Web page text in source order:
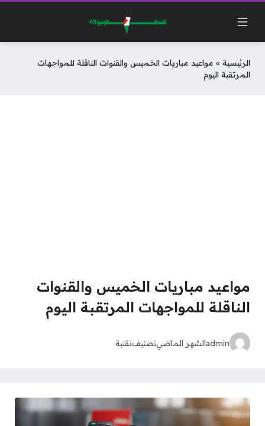
الرئيسية » مواعيد مباريات الخميس والقنوات الناقلة للمواجهات
المرتقبة اليوم
مواعيد مباريات الخميس والقنوات
الناقلة للمواجهات المرتقبة اليوم
adminالشهر الماضيتصنيفتقنية